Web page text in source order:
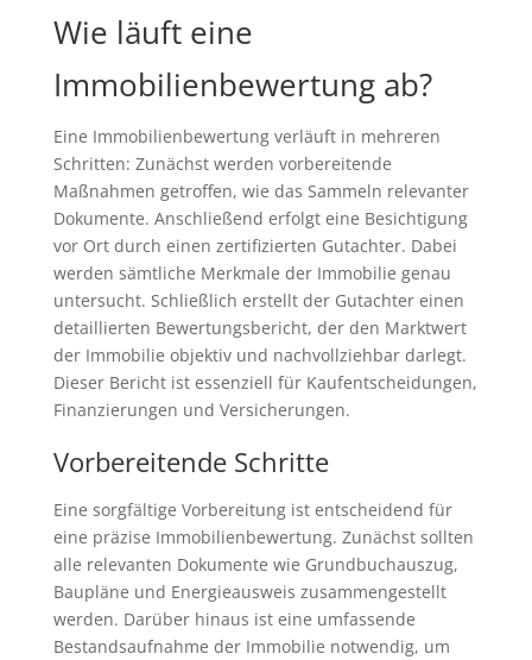
Wie läuft eine
Immobilienbewertung ab?
Eine Immobilienbewertung verläuft in mehreren
Schritten: Zunächst werden vorbereitende
Maßnahmen getroffen, wie das Sammeln relevanter
Dokumente. Anschließend erfolgt eine Besichtigung
vor Ort durch einen zertifizierten Gutachter. Dabei
werden sämtliche Merkmale der Immobilie genau
untersucht. Schließlich erstellt der Gutachter einen
detaillierten Bewertungsbericht, der den Marktwert
der Immobilie objektiv und nachvollziehbar darlegt.
Dieser Bericht ist essenziell für Kaufentscheidungen,
Finanzierungen und Versicherungen.
Vorbereitende Schritte
Eine sorgfältige Vorbereitung ist entscheidend für
eine präzise Immobilienbewertung. Zunächst sollten
alle relevanten Dokumente wie Grundbuchauszug,
Baupläne und Energieausweis zusammengestellt
werden. Darüber hinaus ist eine umfassende
Bestandsaufnahme der Immobilie notwendig, um